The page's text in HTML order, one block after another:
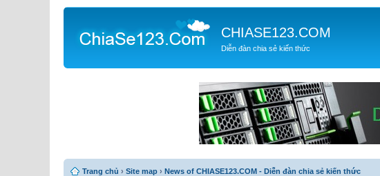
CHIASE123.COM
Diễn đàn chia sẻ kiến thức
Trang chủ › Site map › News of CHIASE123.COM - Diễn đàn chia sẻ kiến thức